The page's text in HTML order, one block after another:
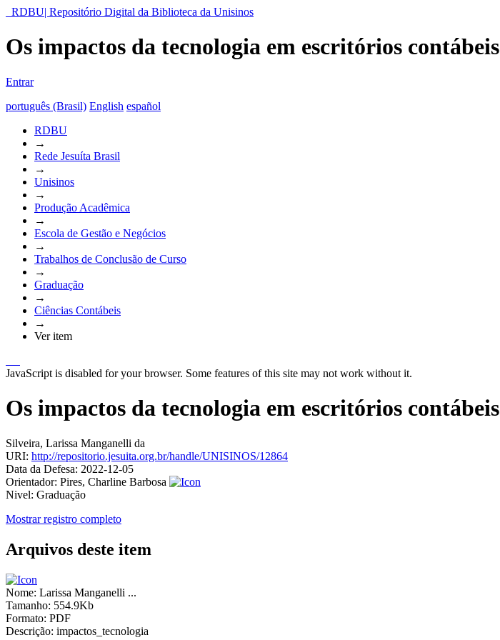
RDBU| Repositório Digital da Biblioteca da Unisinos
Os impactos da tecnologia em escritórios contábeis
Entrar
português (Brasil) English español
RDBU
→
Rede Jesuíta Brasil
→
Unisinos
→
Produção Acadêmica
→
Escola de Gestão e Negócios
→
Trabalhos de Conclusão de Curso
→
Graduação
→
Ciências Contábeis
→
Ver item
JavaScript is disabled for your browser. Some features of this site may not work without it.
Os impactos da tecnologia em escritórios contábeis
Silveira, Larissa Manganelli da
URI: http://repositorio.jesuita.org.br/handle/UNISINOS/12864
Data da Defesa: 2022-12-05
Orientador: Pires, Charline Barbosa
Nivel: Graduação
Mostrar registro completo
Arquivos deste item
Nome: Larissa Manganelli ...
Tamanho: 554.9Kb
Formato: PDF
Descrição: impactos_tecnologia